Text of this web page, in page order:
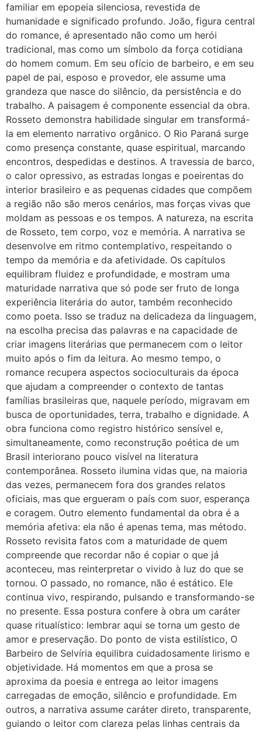
familiar em epopeia silenciosa, revestida de
humanidade e significado profundo. João, figura central
do romance, é apresentado não como um herói
tradicional, mas como um símbolo da força cotidiana
do homem comum. Em seu ofício de barbeiro, e em seu
papel de pai, esposo e provedor, ele assume uma
grandeza que nasce do silêncio, da persistência e do
trabalho. A paisagem é componente essencial da obra.
Rosseto demonstra habilidade singular em transformá-
la em elemento narrativo orgânico. O Rio Paraná surge
como presença constante, quase espiritual, marcando
encontros, despedidas e destinos. A travessia de barco,
o calor opressivo, as estradas longas e poeirentas do
interior brasileiro e as pequenas cidades que compõem
a região não são meros cenários, mas forças vivas que
moldam as pessoas e os tempos. A natureza, na escrita
de Rosseto, tem corpo, voz e memória. A narrativa se
desenvolve em ritmo contemplativo, respeitando o
tempo da memória e da afetividade. Os capítulos
equilibram fluidez e profundidade, e mostram uma
maturidade narrativa que só pode ser fruto de longa
experiência literária do autor, também reconhecido
como poeta. Isso se traduz na delicadeza da linguagem,
na escolha precisa das palavras e na capacidade de
criar imagens literárias que permanecem com o leitor
muito após o fim da leitura. Ao mesmo tempo, o
romance recupera aspectos socioculturais da época
que ajudam a compreender o contexto de tantas
famílias brasileiras que, naquele período, migravam em
busca de oportunidades, terra, trabalho e dignidade. A
obra funciona como registro histórico sensível e,
simultaneamente, como reconstrução poética de um
Brasil interiorano pouco visível na literatura
contemporânea. Rosseto ilumina vidas que, na maioria
das vezes, permanecem fora dos grandes relatos
oficiais, mas que ergueram o país com suor, esperança
e coragem. Outro elemento fundamental da obra é a
memória afetiva: ela não é apenas tema, mas método.
Rosseto revisita fatos com a maturidade de quem
compreende que recordar não é copiar o que já
aconteceu, mas reinterpretar o vivido à luz do que se
tornou. O passado, no romance, não é estático. Ele
continua vivo, respirando, pulsando e transformando-se
no presente. Essa postura confere à obra um caráter
quase ritualístico: lembrar aqui se torna um gesto de
amor e preservação. Do ponto de vista estilístico, O
Barbeiro de Selvíria equilibra cuidadosamente lirismo e
objetividade. Há momentos em que a prosa se
aproxima da poesia e entrega ao leitor imagens
carregadas de emoção, silêncio e profundidade. Em
outros, a narrativa assume caráter direto, transparente,
guiando o leitor com clareza pelas linhas centrais da